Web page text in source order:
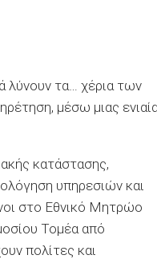
λύνουν τα… χέρια των
μέσω μιας
κατάστασης,
υπηρεσιών και
στο Εθνικό Μητρώο
Τομέα από
πολίτες και